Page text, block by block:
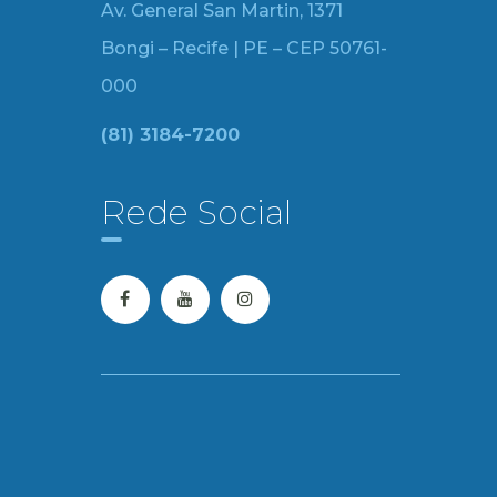
Av. General San Martin, 1371
Bongi – Recife | PE – CEP 50761-
000
(81) 3184-7200
Rede Social